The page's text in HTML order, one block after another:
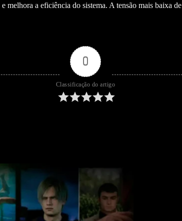
melhora a eficiência do sistema. A tensão mais baixa de
0
Classificação do artigo